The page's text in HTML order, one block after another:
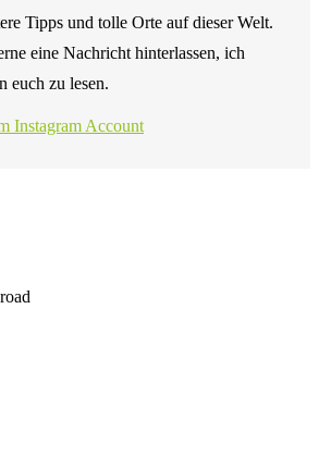
Tipps und tolle Orte auf dieser Welt.
eine Nachricht hinterlassen, ich
euch zu lesen.
Instagram Account